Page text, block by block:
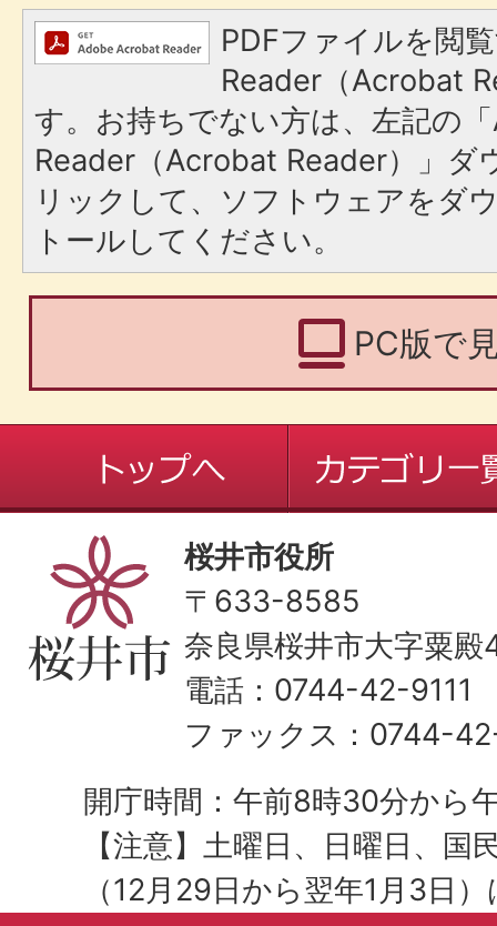
PDFファイルを閲
Reader（Acrobat
す。お持ちでない方は、左記の
Reader（Acrobat Reader）」ダ
リックして、ソフトウェアをダ
トールしてください。
PC版で
桜井市役所
〒633-8585
奈良県桜井市大字粟
電話：0744-42-9111
ファックス：0744-
開庁時間：午前8時30分から
【注意】土曜日、日曜日、国
（12月29日から翌年1月3日